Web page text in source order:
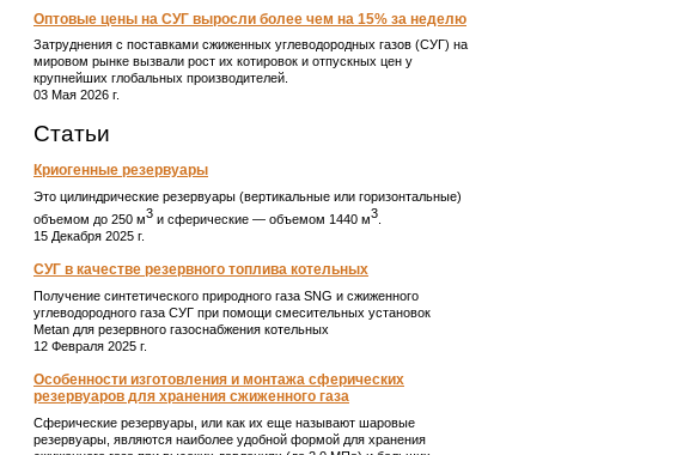
Оптовые цены на СУГ выросли более чем на 15% за неделю
Затруднения с поставками сжиженных углеводородных газов (СУГ) на
мировом рынке вызвали рост их котировок и отпускных цен у
крупнейших глобальных производителей.
03 Мая 2026 г.
Статьи
Криогенные резервуары
Это цилиндрические резервуары (вертикальные или горизонтальные)
объемом до 250 м3 и сферические ― объемом 1440 м3
15 Декабря 2025 г.
СУГ в качестве резервного топлива котельных
Получение синтетического природного газа SNG и сжиженного
углеводородного газа СУГ при помощи смесительных установок
Metan для резервного газоснабжения котельных
12 Февраля 2025 г.
Особенности изготовления и монтажа сферических
резервуаров для хранения сжиженного газа
Сферические резервуары, или как их еще называют шаровые
резервуары, являются наиболее удобной формой для хранения